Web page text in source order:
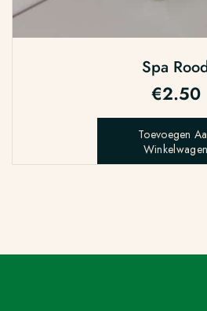
Spa
€2.50
Toevoegen
Winkelwagen